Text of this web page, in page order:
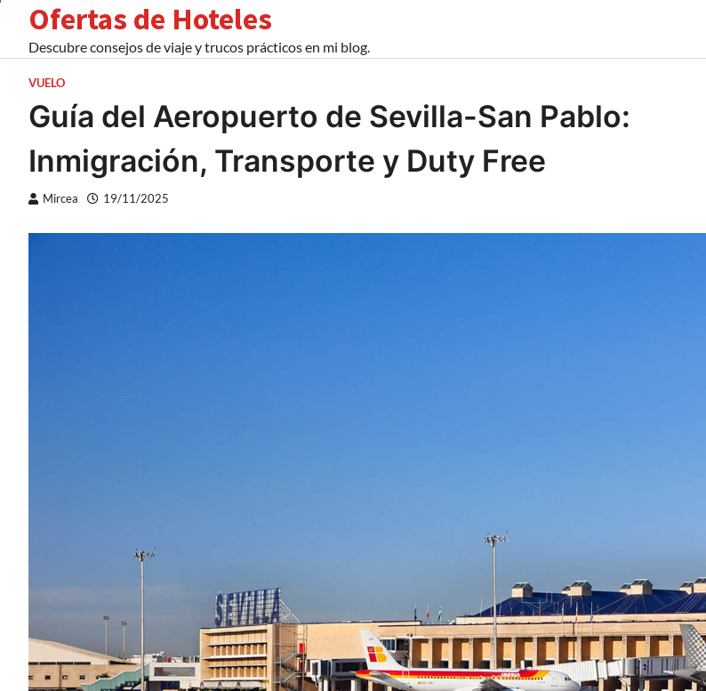
content
Ofertas de Hoteles
Descubre consejos de viaje y trucos prácticos en mi blog.
VUELO
Guía del Aeropuerto de Sevilla-San Pablo:
Inmigración, Transporte y Duty Free
Mircea 19/11/2025